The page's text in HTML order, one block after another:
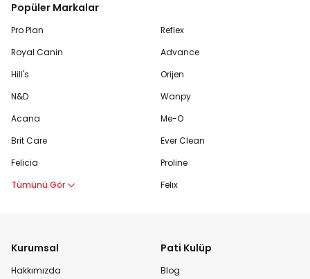
Popüler Markalar
Pro Plan
Royal Canin
Hill's
N&D
Acana
Brit Care
Felicia
Tümünü Gör
Reflex
Advance
Orijen
Wanpy
Me-O
Ever Clean
Proline
Felix
Kurumsal
Hakkımızda
Pati Kulüp
Blog